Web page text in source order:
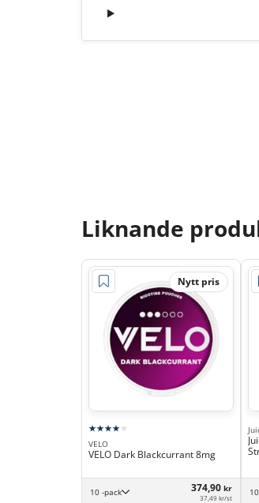
Liknande
Nytt pris
VELO
VELO Dark Blackcurrant 8mg
10 -pack 374,90 kr
37,49 kr/st